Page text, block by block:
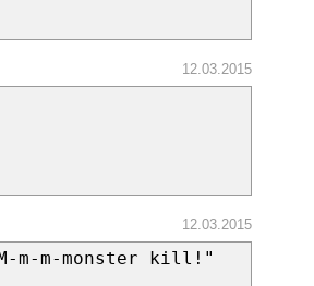
12.03.2015
12.03.2015
m-m-monster kill!"